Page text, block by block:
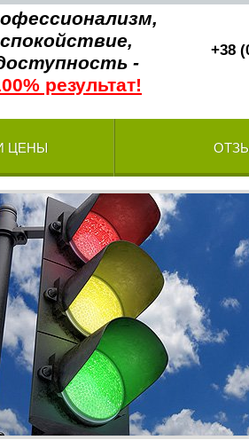
спокойствие,
-
результат!
+38
ЦЕНЫ